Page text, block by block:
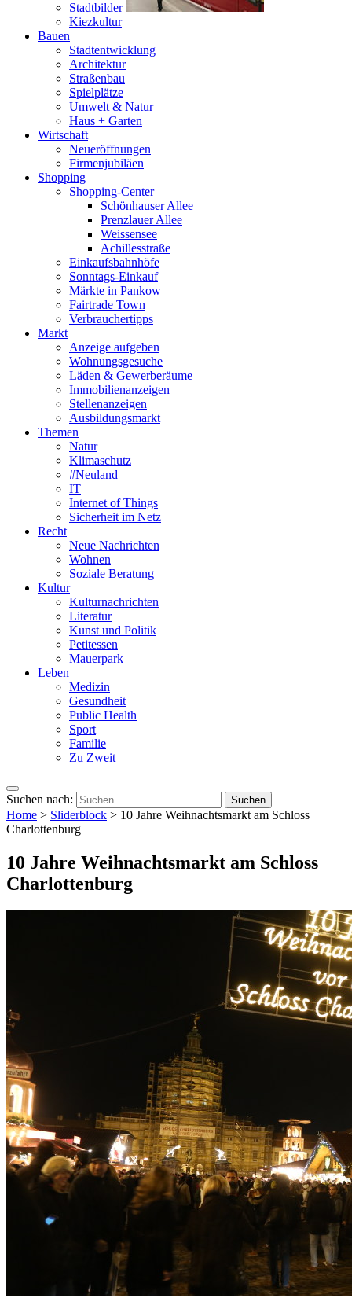
Stadtbilder
Kiezkultur
Bauen
Stadtentwicklung
Architektur
Straßenbau
Spielplätze
Umwelt & Natur
Haus + Garten
Wirtschaft
Neueröffnungen
Firmenjubiläen
Shopping
Shopping-Center
Schönhauser Allee
Prenzlauer Allee
Weissensee
Achillesstraße
Einkaufsbahnhöfe
Sonntags-Einkauf
Märkte in Pankow
Fairtrade Town
Verbrauchertipps
Markt
Anzeige aufgeben
Wohnungsgesuche
Läden & Gewerberäume
Immobilienanzeigen
Stellenanzeigen
Ausbildungsmarkt
Themen
Natur
Klimaschutz
#Neuland
IT
Internet of Things
Sicherheit im Netz
Recht
Neue Nachrichten
Wohnen
Soziale Beratung
Kultur
Kulturnachrichten
Literatur
Kunst und Politik
Petitessen
Mauerpark
Leben
Medizin
Gesundheit
Public Health
Sport
Familie
Zu Zweit
Suchen nach:
Home > Sliderblock > 10 Jahre Weihnachtsmarkt am Schloss
Charlottenburg
10 Jahre Weihnachtsmarkt am Schloss
Charlottenburg